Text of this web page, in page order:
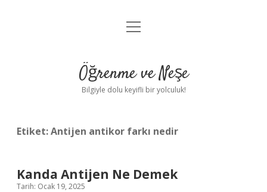
Anasayfa
Yasal Uyarı
menüyü
Öğrenme ve Neşe
Bilgiyle dolu keyifli bir yolculuk!
Etiket:Antijen antikor farkı nedir
Kanda Antijen Ne Demek
Tarih: Ocak 19, 2025